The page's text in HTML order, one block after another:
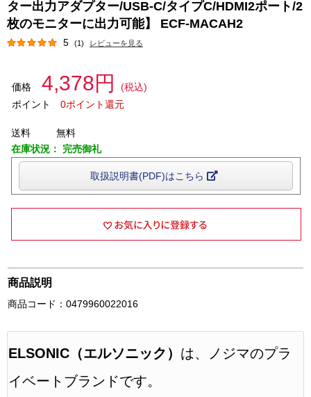
ター出力アダプター/USB-C/タイプC/HDMI2ポート/2
枚のモニターに出力可能】 ECF-MACAH2
5 (1) レビューを見る
価格 4,378円
(税込)
ポイント
0ポイント還元
送料
無料
在庫状況： 完売御礼
取扱説明書(PDF)はこちら
商品説明
商品コード：0479960022016
ELSONIC（エルソニック） は、ノジマのプラ
イベートブランドです。